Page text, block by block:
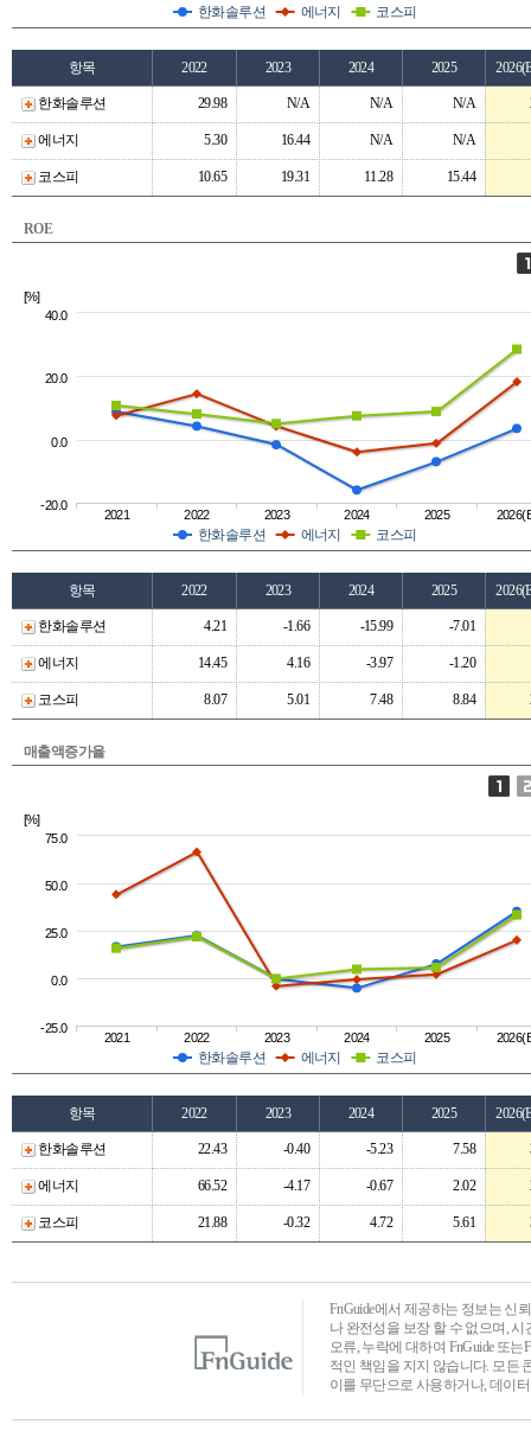
한화솔루션 에너지 코스피
항목 2022 2023 2024 2025
한화솔루션 29.98 N/A N/A N/A
에너지 5.30 16.44 N/A N/A
코스피 10.65 19.31 11.28 15.44
ROE
[%]
한화솔루션 에너지 코스피
2021 2022 2023 2024 2025
-20.0
0.0
20.0
40.0
항목 2022 2023 2024 2025
한화솔루션 4.21 -1.66 -15.99 -7.01
에너지 14.45 4.16 -3.97 -1.20
코스피 8.07 5.01 7.48 8.84
매출액증가율
[%]
한화솔루션 에너지 코스피
2021 2022 2023 2024 2025
-25.0
0.0
25.0
50.0
75.0
항목 2022 2023 2024 2025
한화솔루션 22.43 -0.40 -5.23 7.58
에너지 66.52 -4.17 -0.67 2.02
코스피 21.88 -0.32 4.72 5.61
FnGuide에서 제공하는 정보는 신
나 완전성을 보장 할 수 없으며,
오류, 누락에 대하여 FnGuide 또
적인 책임을 지지 않습니다. 모든
이를 무단으로 사용하거나, 데이